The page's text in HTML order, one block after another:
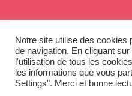
Notre site utilise des cookies
de navigation. En cliquant
l'utilisation de tous les
les informations que vous
Settings". Merci et bonne